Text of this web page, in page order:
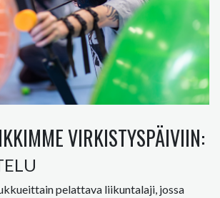
VIRKISTYSPÄIVIIN:
pelattava liikuntalaji, jossa